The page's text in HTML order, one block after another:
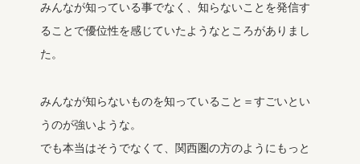
みんなが知っている事でなく、知らないことを発信す
ることで優位性を感じていたようなところがありまし
た。
みんなが知らないものを知っていること＝すごいとい
うのが強いような。
でも本当はそうでなくて、関西圏の方のようにもっと